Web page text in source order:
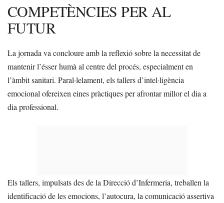
COMPETÈNCIES PER AL
FUTUR
La jornada va concloure amb la reflexió sobre la necessitat de
mantenir l’ésser humà al centre del procés, especialment en
l’àmbit sanitari. Paral·lelament, els tallers d’intel·ligència
emocional ofereixen eines pràctiques per afrontar millor el dia a
dia professional.
Els tallers, impulsats des de la Direcció d’Infermeria, treballen la
identificació de les emocions, l’autocura, la comunicació assertiva